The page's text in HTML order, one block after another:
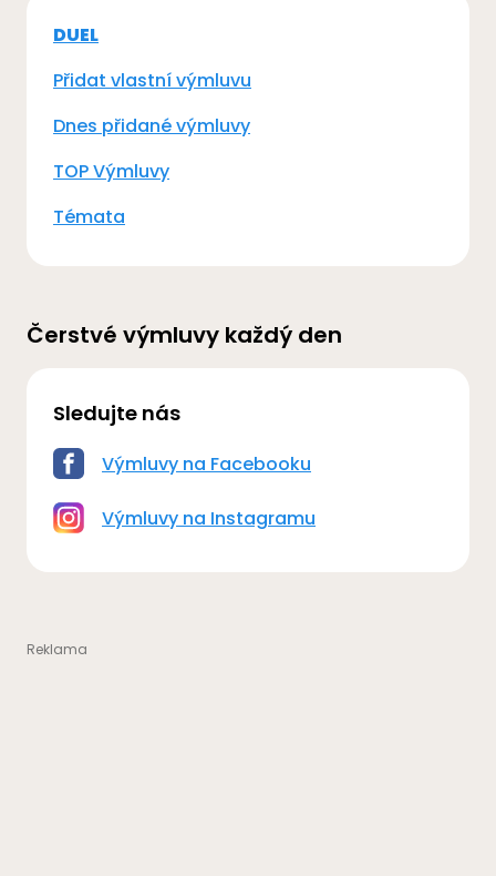
DUEL
Přidat vlastní výmluvu
Dnes přidané výmluvy
TOP Výmluvy
Témata
Čerstvé výmluvy každý den
Sledujte nás
Výmluvy na Facebooku
Výmluvy na Instagramu